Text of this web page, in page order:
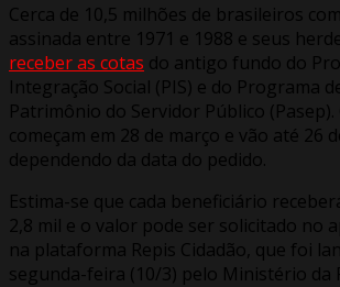
Cerca de 10,5 milhões de brasileiros
assinada entre 1971 e 1988 e seus
receber as cotas do antigo fundo do
Integração Social (PIS) e do Programa
Patrimônio do Servidor Público (Pasep).
começam em 28 de março e vão até 26
dependendo da data do pedido.
Estima-se que cada beneficiário
2,8 mil e o valor pode ser solicitado no
na plataforma Repis Cidadão, que foi
segunda-feira (10/3) pelo Ministério da